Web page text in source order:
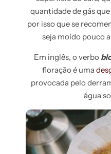
quantidade de gás
por isso que se
seja moído pouco
Em inglês, o verbo
floração é uma
provocada pelo
gua